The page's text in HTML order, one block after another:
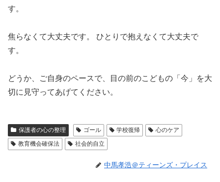
す。
焦らなくて大丈夫です。 ひとりで抱えなくて大丈夫で
す。
どうか、ご自身のペースで、目の前のこどもの「今」を大
切に見守ってあげてください。
保護者の心の整理 ゴール 学校復帰
心のケア
教育機会確保法
社会的自立
中馬孝浩＠ティーンズ・プレイス